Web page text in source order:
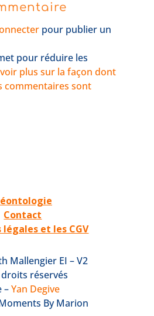
pour publier un
pour réduire les
plus sur la façon dont
commentaires sont
Contact
et les CGV
Mallengier EI – V2
réservés
–Yan Degive
By Marion